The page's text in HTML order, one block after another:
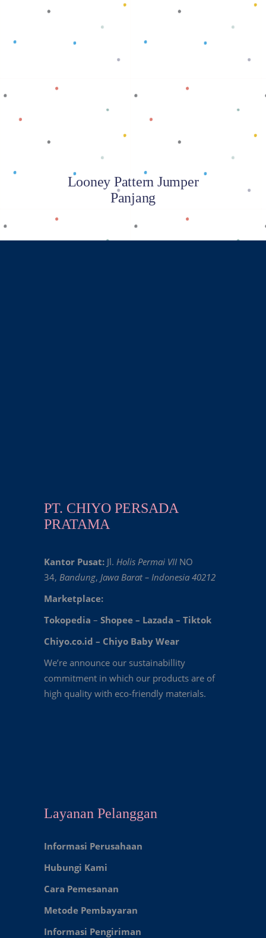
Looney Pattern Jumper
Panjang
PT. CHIYO PERSADA
PRATAMA
Kantor Pusat: Jl. Holis Permai VII NO
34, Bandung, Jawa Barat – Indonesia 40212
Marketplace:
Tokopedia – Shopee – Lazada – Tiktok
Chiyo.co.id – Chiyo Baby Wear
We’re announce our sustainabillity
commitment in which our products are of
high quality with eco-friendly materials.
Layanan Pelanggan
Informasi Perusahaan
Hubungi Kami
Cara Pemesanan
Metode Pembayaran
Informasi Pengiriman